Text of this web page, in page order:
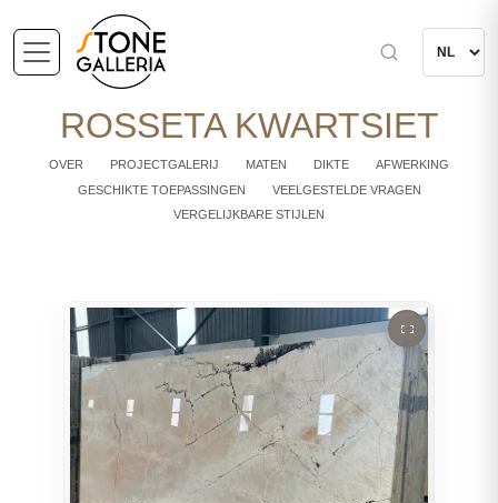
ROSSETA KWARTSIET
OVER PROJECTGALERIJ MATEN DIKTE
AFWERKING
GESCHIKTE TOEPASSINGEN
VEELGESTELDE VRAGEN
VERGELIJKBARE STIJLEN